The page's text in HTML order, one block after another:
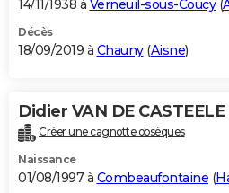
14/11/1938 à Verneuil-sous-Coucy(
Décès
18/09/2019 à Chauny(Aisne)
Didier VAN DE CASTEELE
Créer une cagnotte obsèques
Naissance
01/08/1997 à Combeaufontaine (